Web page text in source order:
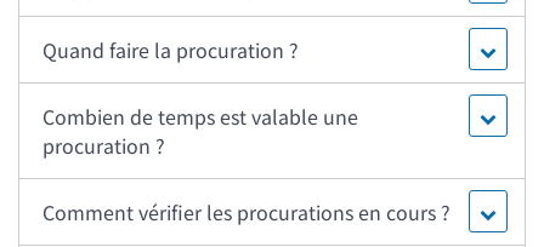
Quand faire la procuration ?
Combien de temps est valable une
procuration ?
Comment vérifier les procurations en cours ?